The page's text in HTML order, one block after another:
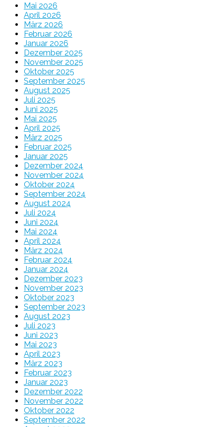
Mai 2026
April 2026
März 2026
Februar 2026
Januar 2026
Dezember 2025
November 2025
Oktober 2025
September 2025
August 2025
Juli 2025
Juni 2025
Mai 2025
April 2025
März 2025
Februar 2025
Januar 2025
Dezember 2024
November 2024
Oktober 2024
September 2024
August 2024
Juli 2024
Juni 2024
Mai 2024
April 2024
März 2024
Februar 2024
Januar 2024
Dezember 2023
November 2023
Oktober 2023
September 2023
August 2023
Juli 2023
Juni 2023
Mai 2023
April 2023
März 2023
Februar 2023
Januar 2023
Dezember 2022
November 2022
Oktober 2022
September 2022